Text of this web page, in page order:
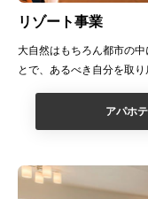
リゾート事業
大自然はもちろん都市の
とで、あるべき自分を取
アパホ